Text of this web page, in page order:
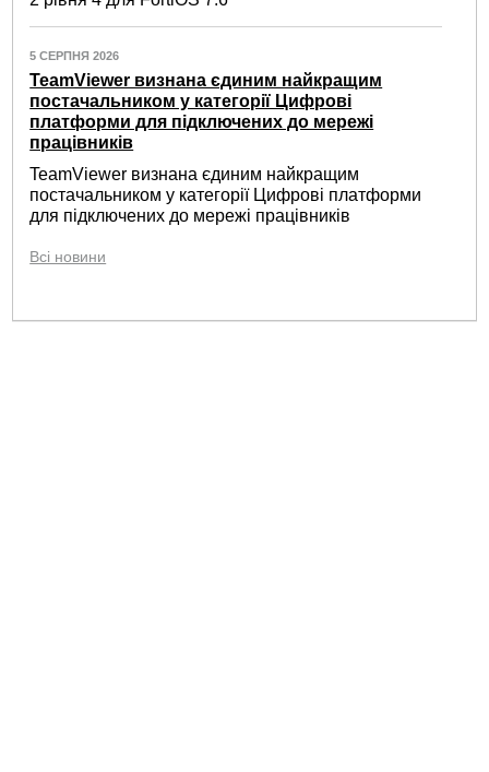
5 СЕРПНЯ 2026
TeamViewer визнана єдиним найкращим
постачальником у категорії Цифрові
платформи для підключених до мережі
працівників
TeamViewer визнана єдиним найкращим
постачальником у категорії Цифрові платформи
для підключених до мережі працівників
Всі новини